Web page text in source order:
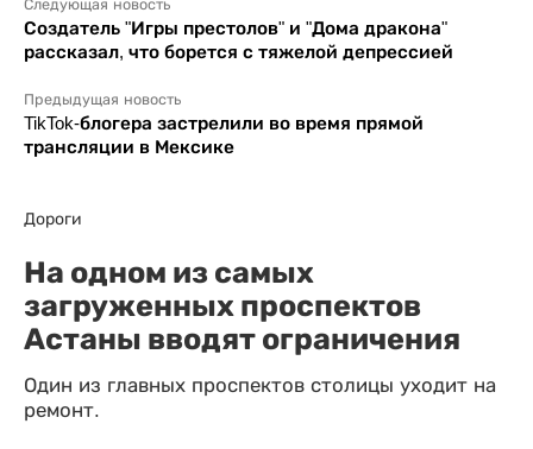
Следующая новость
Создатель "Игры престолов" и "Дома дракона"
рассказал, что борется с тяжелой депрессией
Предыдущая новость
TikTok-блогера застрелили во время прямой
трансляции в Мексике
Дороги
На одном из самых
загруженных проспектов
Астаны вводят ограничения
Один из главных проспектов столицы уходит на
ремонт.